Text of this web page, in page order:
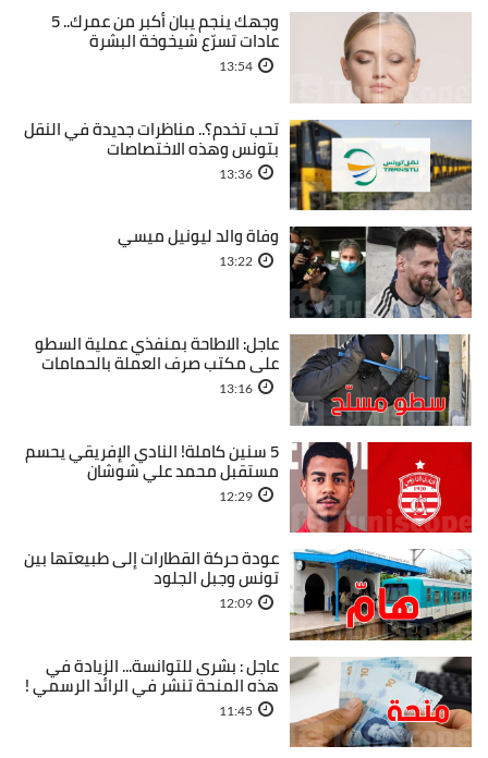
وجهك ينجم يبان أكبر من عمرك.. 5
عادات تسرّع شيخوخة البشرة
13:54
تحب تخدم؟.. مناظرات جديدة في النقل
بتونس وهذه الاختصاصات
13:36
وفاة والد ليونيل ميسي
13:22
عاجل: الاطاحة بمنفذي عملية السطو
على مكتب صرف العملة بالحمامات
13:16
5 سنين كاملة! النادي الإفريقي يحسم
مستقبل محمد علي شوشان
12:29
عودة حركة القطارات إلى طبيعتها بين
تونس وجبل الجلود
12:09
عاجل : بشرى للتوانسة... الزيادة في
هذه المنحة تنشر في الرائد الرسمي !
11:45